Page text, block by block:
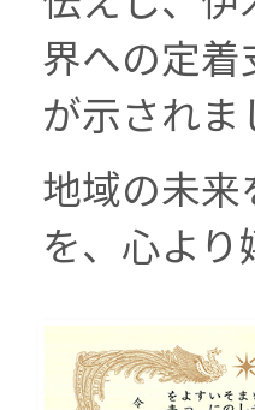
界への定
が示されま
地域の未
を、心よ